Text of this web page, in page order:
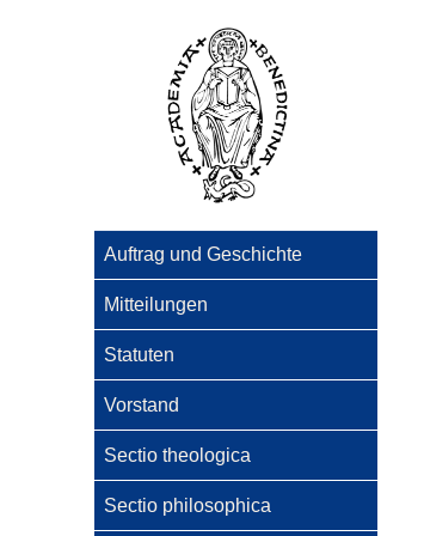
Auftrag und Geschichte
Mitteilungen
Statuten
Vorstand
Sectio theologica
Sectio philosophica